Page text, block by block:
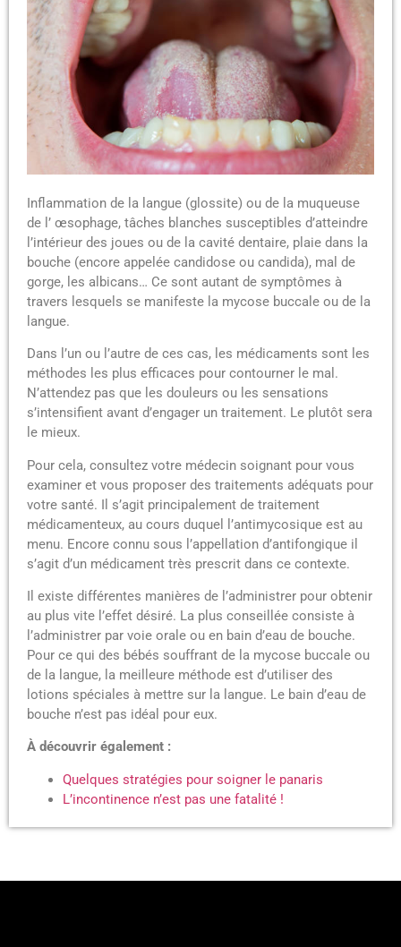
Inflammation de la langue (glossite) ou de la muqueuse
de l’ œsophage, tâches blanches susceptibles d’atteindre
l’intérieur des joues ou de la cavité dentaire, plaie dans la
bouche (encore appelée candidose ou candida), mal de
gorge, les albicans… Ce sont autant de symptômes à
travers lesquels se manifeste la mycose buccale ou de la
langue.
Dans l’un ou l’autre de ces cas, les médicaments sont les
méthodes les plus efficaces pour contourner le mal.
N’attendez pas que les douleurs ou les sensations
s’intensifient avant d’engager un traitement. Le plutôt sera
le mieux.
Pour cela, consultez votre médecin soignant pour vous
examiner et vous proposer des traitements adéquats pour
votre santé. Il s’agit principalement de traitement
médicamenteux, au cours duquel l’antimycosique est au
menu. Encore connu sous l’appellation d’antifongique il
s’agit d’un médicament très prescrit dans ce contexte.
Il existe différentes manières de l’administrer pour obtenir
au plus vite l’effet désiré. La plus conseillée consiste à
l’administrer par voie orale ou en bain d’eau de bouche.
Pour ce qui des bébés souffrant de la mycose buccale ou
de la langue, la meilleure méthode est d’utiliser des
lotions spéciales à mettre sur la langue. Le bain d’eau de
bouche n’est pas idéal pour eux.
À découvrir également :
Quelques stratégies pour soigner le panaris
L’incontinence n’est pas une fatalité !